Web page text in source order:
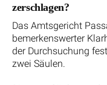
zerschlagen?
Das Amtsgericht
bemerkenswerter
der Durchsuchung
zwei Säulen.